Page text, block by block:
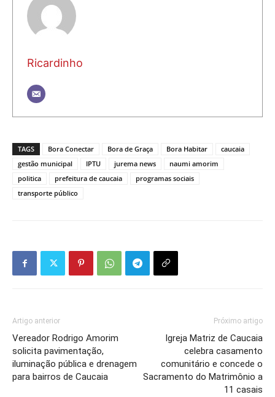
Ricardinho
TAGS Bora Conectar Bora de Graça Bora Habitar
caucaia
gestão municipal
IPTU jurema news
naumi amorim
politica
prefeitura de caucaia
programas sociais
transporte público
Artigo anterior
Vereador Rodrigo Amorim
solicita pavimentação,
iluminação pública e drenagem
para bairros de Caucaia
Próximo artigo
Igreja Matriz de Caucaia
celebra casamento
comunitário e concede o
Sacramento do Matrimônio a
11 casais